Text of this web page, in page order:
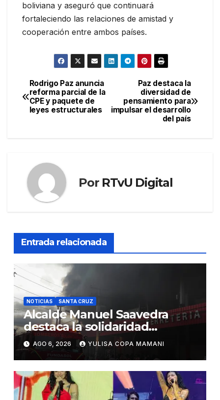
boliviana y aseguró que continuará
fortaleciendo las relaciones de amistad y
cooperación entre ambos países.
Navegación
de
Paz destaca la
diversidad de
pensamiento para
impulsar el desarrollo
del país
Rodrigo Paz anuncia
reforma parcial de la
CPE y paquete de
leyes estructurales
Por RTvU Digital
Entrada relacionada
NOTICIAS SANTA CRUZ
Alcalde Manuel Saavedra
destaca la solidaridad
durante la emergencia en
Barrio Lindo
AGO 6, 2026 YULISA COPA MAMANI